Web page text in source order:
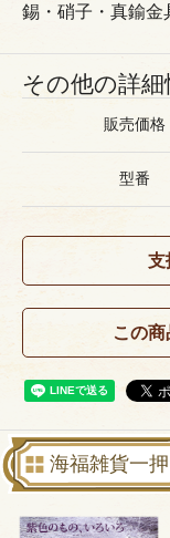
錫・硝子・真鍮金
その他の詳細
販売価格
型番
支
この
海福雑貨一押